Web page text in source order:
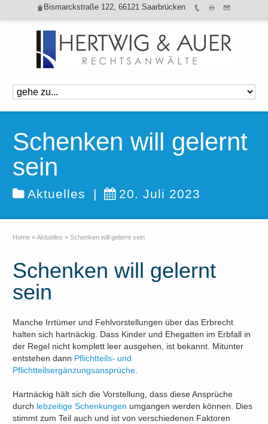
Bismarckstraße 122, 66121 Saarbrücken
Schenken will gelernt
sein
Aktuelles | 20. Juli 2023
Home »Aktuelles » Schenken will gelernt sein
Schenken will gelernt
sein
Manche Irrtümer und Fehlvorstellungen über das Erbrecht
halten sich hartnäckig. Dass Kinder und Ehegatten im Erbfall in
der Regel nicht komplett leer ausgehen, ist bekannt. Mitunter
entstehen dann Pflichtteils- und
Pflichtteilsergänzungsansprüche
Hartnäckig hält sich die Vorstellung, dass diese Ansprüche
durch lebzeitige Schenkungen umgangen werden können. Dies
stimmt zum Teil auch und ist von verschiedenen Faktoren